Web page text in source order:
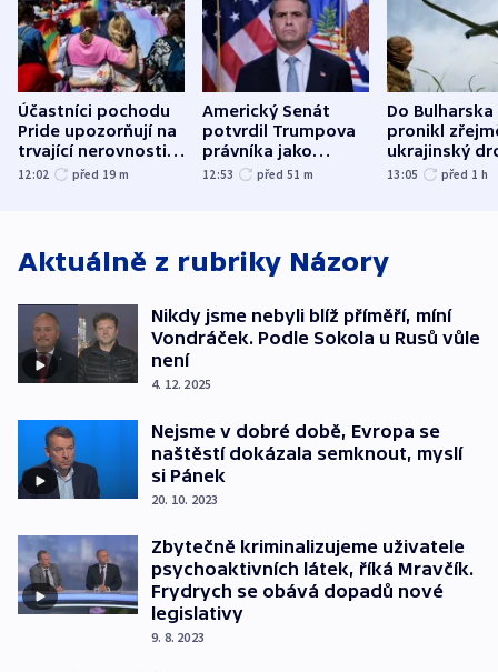
Účastníci pochodu
Pride upozorňují na
trvající nerovnosti i
společenskou
12:02 před 19 m
Americký Senát
potvrdil Trumpova
právníka jako
ministra
12:53 před 51 m
Do Bulharska
pronikl
ukrajinský
explodoval
13:05 před 1 h
Aktuálně z rubriky Názory
Nikdy jsme nebyli blíž příměří, míní
Vondráček. Podle Sokola u Rusů vůle
není
4. 12. 2025
Nejsme v dobré době, Evropa se
naštěstí dokázala semknout, myslí
si Pánek
20. 10. 2023
Zbytečně kriminalizujeme uživatele
psychoaktivních látek, říká Mravčík.
Frydrych se obává dopadů nové
legislativy
9. 8. 2023